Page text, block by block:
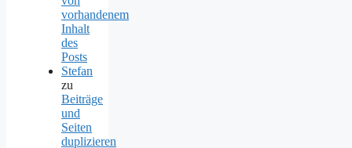
vorhandenem
Inhalt
des
Posts
Stefan
zu
Beiträge
und
Seiten
duplizieren